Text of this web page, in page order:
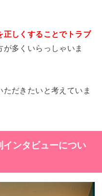
正しくすることでトラブ
多くいらっしゃいま
だきたいと考えていま
インタビューについ